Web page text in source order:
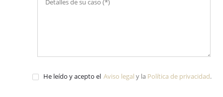
He leído y acepto el Aviso legal y la Política de privacidad.